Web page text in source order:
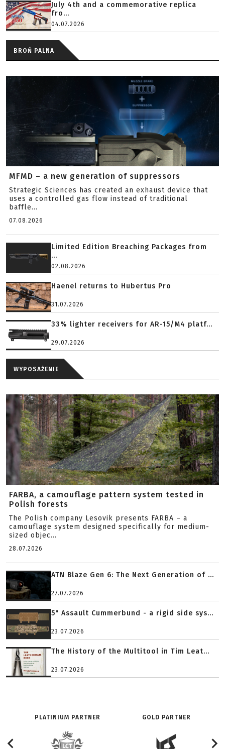
July 4th and a commemorative replica
fro...
04.07.2026
BROŃ PALNA
MFMD – a new generation of suppressors
Strategic Sciences has created an exhaust device that
uses a controlled gas flow instead of traditional
baffle...
07.08.2026
Limited Edition Breaching Packages from
...
02.08.2026
Haenel returns to Hubertus Pro
31.07.2026
33% lighter receivers for AR-15/M4 platf...
29.07.2026
WYPOSAŻENIE
FARBA, a camouflage pattern system tested in
Polish forests
The Polish company Lesovik presents FARBA – a
camouflage system designed specifically for medium-
sized objec...
28.07.2026
ATN Blaze Gen 6: The Next Generation of ...
27.07.2026
5" Assault Cummerbund - a rigid side sys...
23.07.2026
The History of the Multitool in Tim Leat...
23.07.2026
PLATINIUM PARTNER GOLD PARTNER